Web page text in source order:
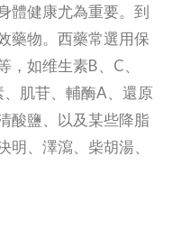
體健康尤為重要。到
藥物。西藥常選用保
如维生素B、C、
肌苷、輔酶A、還原
酸鹽、以及某些降脂
、澤瀉、柴胡湯、